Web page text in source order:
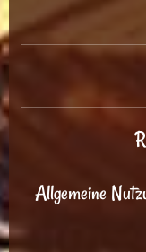
Allgemeine